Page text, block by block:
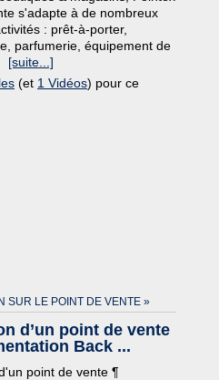
s'adapte à de nombreux
: prêt-à-porter,
parfumerie, équipement de
[suite...]
(et 1 Vidéos) pour ce
SUR LE POINT DE VENTE »
d’un point de vente
Back ...
point de vente ¶